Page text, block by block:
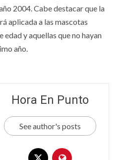
2004. Cabe destacar que la
aplicada a las mascotas
edad y aquellas que no hayan
año.
Hora En Punto
See author's posts